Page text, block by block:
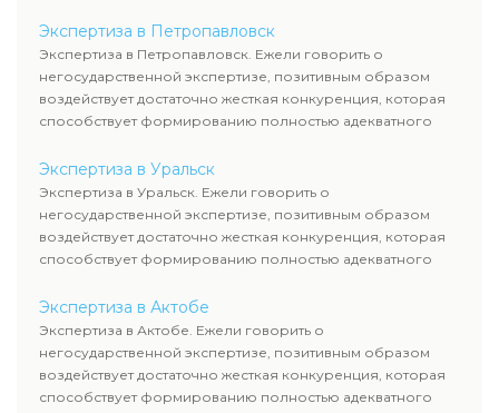
Экспертиза в Петропавловск
Экспертиза в Петропавловск. Ежели говорить о
негосударственной экспертизе, позитивным образом
воздействует достаточно жесткая конкуренция, которая
способствует формированию полностью адекватного
Экспертиза в Уральск
Экспертиза в Уральск. Ежели говорить о
негосударственной экспертизе, позитивным образом
воздействует достаточно жесткая конкуренция, которая
способствует формированию полностью адекватного
Экспертиза в Актобе
Экспертиза в Актобе. Ежели говорить о
негосударственной экспертизе, позитивным образом
воздействует достаточно жесткая конкуренция, которая
способствует формированию полностью адекватного